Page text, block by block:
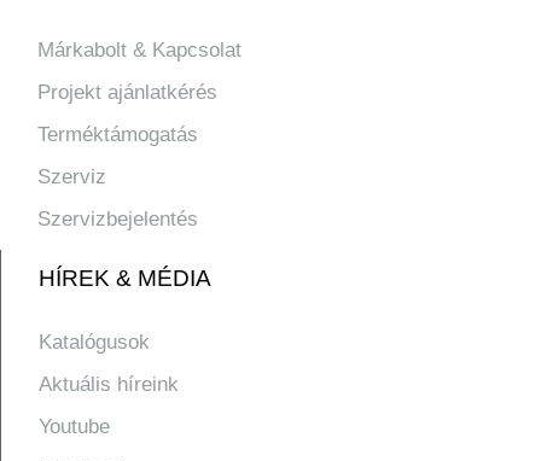
Márkabolt & Kapcsolat
Projekt ajánlatkérés
Terméktámogatás
Szerviz
Szervizbejelentés
HÍREK & MÉDIA
Katalógusok
Aktuális híreink
Youtube